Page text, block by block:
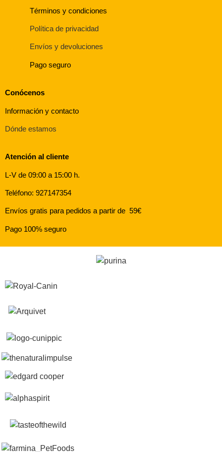
Términos y condiciones
Política de privacidad
Envíos y devoluciones
Pago seguro
Conócenos
Información y contacto
Dónde estamos
Atención al cliente
L-V de 09:00 a 15:00 h.
Teléfono: 927147354
Envíos gratis para pedidos a partir de 59€
Pago 100% seguro